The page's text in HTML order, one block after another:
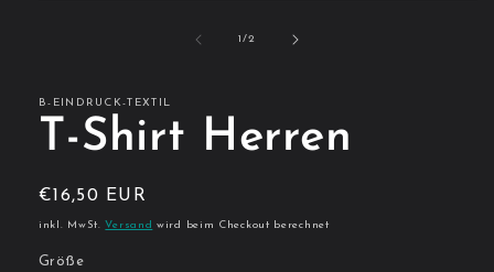
1/von
2
B-EINDRUCK-TEXTIL
T-Shirt Herren
Normaler
Preis
€16,50 EUR
inkl. MwSt.Versand wird beim Checkout berechnet
Größe